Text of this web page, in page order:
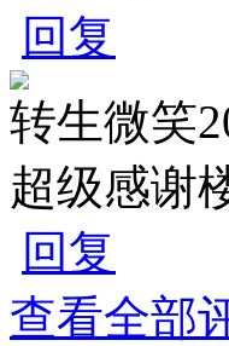
回复
转生微笑
超级感谢
回复
查看全部